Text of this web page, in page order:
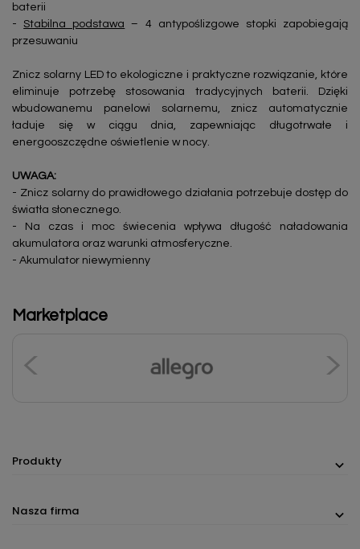
baterii
-Stabilna podstawa – 4 antypoślizgowe stopki zapobiegają
przesuwaniu
Znicz solarny LED to ekologiczne i praktyczne rozwiązanie, które
eliminuje potrzebę stosowania tradycyjnych baterii. Dzięki
wbudowanemu panelowi solarnemu, znicz automatycznie
ładuje się w ciągu dnia, zapewniając długotrwałe i
energooszczędne oświetlenie w nocy.
UWAGA:
- Znicz solarny do prawidłowego działania potrzebuje dostęp do
światła słonecznego.
- Na czas i moc świecenia wpływa długość naładowania
akumulatora oraz warunki atmosferyczne.
- Akumulator niewymienny
Marketplace
Produkty
Nasza firma